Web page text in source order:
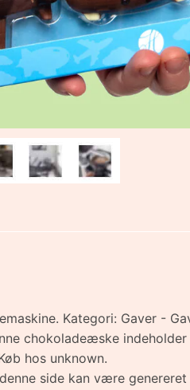
Kategori: Gaver -
chokoladeæske
hos unknown.
side kan være